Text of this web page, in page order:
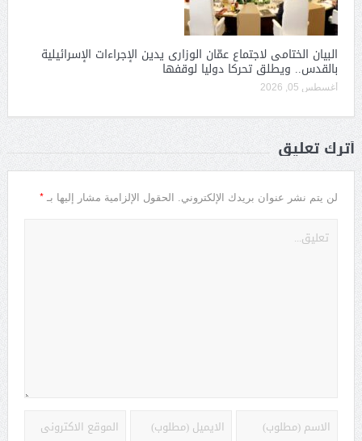
البيان الختامى لاجتماع عمّان الوزارى يدين الإجراءات الإسرائيلية
بالقدس.. ويطلق تحركا دوليا لوقفها
أغسطس 05, 2026
أترك تعليق
لن يتم نشر عنوان بريدك الإلكتروني. الحقول الإلزامية مشار إليها بـ *